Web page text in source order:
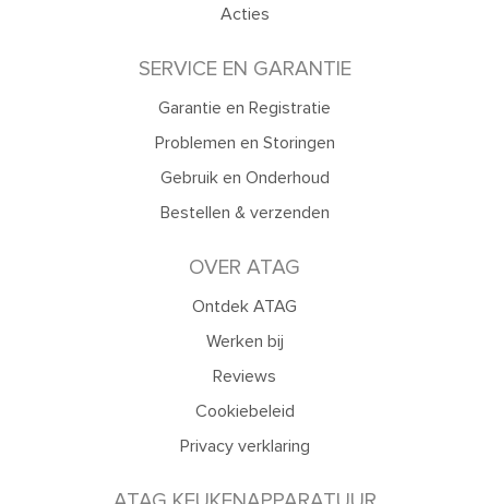
Acties
SERVICE EN GARANTIE
Garantie en Registratie
Problemen en Storingen
Gebruik en Onderhoud
Bestellen & verzenden
OVER ATAG
Ontdek ATAG
Werken bij
Reviews
Cookiebeleid
Privacy verklaring